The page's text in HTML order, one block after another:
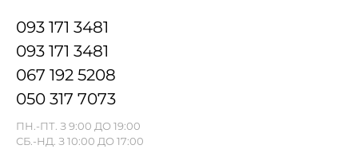
093 171 3481
093 171 3481
067 192 5208
050 317 7073
ПН.-ПТ. З 9:00 ДО 19:00
СБ.-НД. З 10:00 ДО 17:00